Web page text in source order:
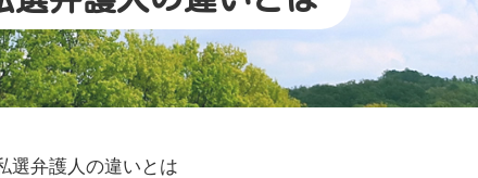
選弁護人の違いとは